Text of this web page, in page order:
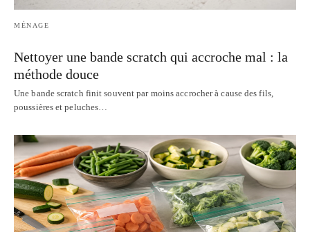
MÉNAGE
Nettoyer une bande scratch qui accroche mal : la
méthode douce
Une bande scratch finit souvent par moins accrocher à cause des fils,
poussières et peluches…